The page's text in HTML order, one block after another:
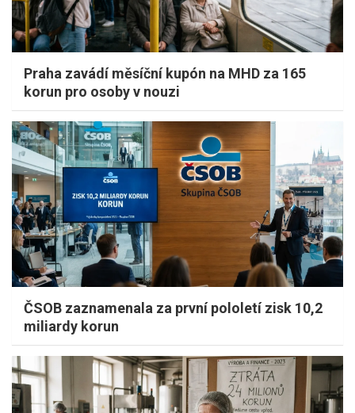
Praha zavádí měsíční kupón na MHD za 165
korun pro osoby v nouzi
ČSOB zaznamenala za první pololetí zisk 10,2
miliardy korun